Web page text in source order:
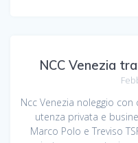
NCC Venezia
Ncc Venezia noleggio
utenza privata e
Marco Polo e Treviso